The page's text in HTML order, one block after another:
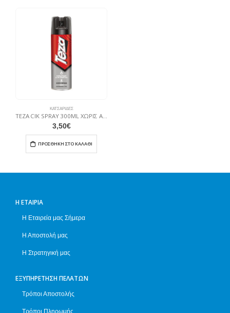
ΚΑΤΣΑΡΊΔΕΣ
TEZA CIK SPRAY 300ML ΧΩΡΙΣ ΑΡΩΜΑ ΚΑΤΣΑΡΙΔΕΣ & ΜΥΡΜΗΓΚΙΑ
3,50€
ΠΡΟΣΘΉΚΗ ΣΤΟ ΚΑΛΆΘΙ
Η ΕΤΑΙΡΊΑ
Η Εταιρεία μας Σήμερα
Η Αποστολή μας
Η Στρατηγική μας
ΕΞΥΠΗΡΈΤΗΣΗ ΠΕΛΑΤΏΝ
Τρόποι Αποστολής
Τρόποι Πληρωμής